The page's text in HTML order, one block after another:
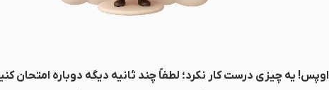
اوپس! یه چیزی درست کار نکرد؛ لطفاً چند ثانیه دیگه دوباره امتحان